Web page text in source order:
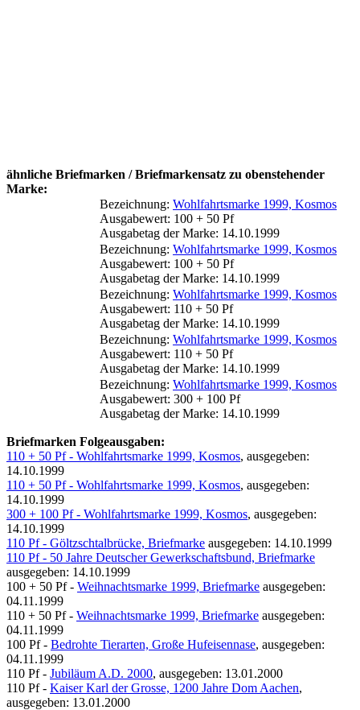
ähnliche Briefmarken / Briefmarkensatz zu obenstehender
Marke:
Bezeichnung: Wohlfahrtsmarke 1999, Kosmos
Ausgabewert: 100 + 50 Pf
Ausgabetag der Marke: 14.10.1999
Bezeichnung: Wohlfahrtsmarke 1999, Kosmos
Ausgabewert: 100 + 50 Pf
Ausgabetag der Marke: 14.10.1999
Bezeichnung: Wohlfahrtsmarke 1999, Kosmos
Ausgabewert: 110 + 50 Pf
Ausgabetag der Marke: 14.10.1999
Bezeichnung: Wohlfahrtsmarke 1999, Kosmos
Ausgabewert: 110 + 50 Pf
Ausgabetag der Marke: 14.10.1999
Bezeichnung: Wohlfahrtsmarke 1999, Kosmos
Ausgabewert: 300 + 100 Pf
Ausgabetag der Marke: 14.10.1999
Briefmarken Folgeausgaben:
110 + 50 Pf - Wohlfahrtsmarke 1999, Kosmos, ausgegeben:
14.10.1999
110 + 50 Pf - Wohlfahrtsmarke 1999, Kosmos, ausgegeben:
14.10.1999
300 + 100 Pf - Wohlfahrtsmarke 1999, Kosmos, ausgegeben:
14.10.1999
110 Pf - Göltzschtalbrücke, Briefmarke ausgegeben: 14.10.1999
110 Pf - 50 Jahre Deutscher Gewerkschaftsbund, Briefmarke
ausgegeben: 14.10.1999
100 + 50 Pf - Weihnachtsmarke 1999, Briefmarke ausgegeben:
04.11.1999
110 + 50 Pf - Weihnachtsmarke 1999, Briefmarke ausgegeben:
04.11.1999
100 Pf - Bedrohte Tierarten, Große Hufeisennase, ausgegeben:
04.11.1999
110 Pf - Jubiläum A.D. 2000, ausgegeben: 13.01.2000
110 Pf - Kaiser Karl der Grosse, 1200 Jahre Dom Aachen,
ausgegeben: 13.01.2000